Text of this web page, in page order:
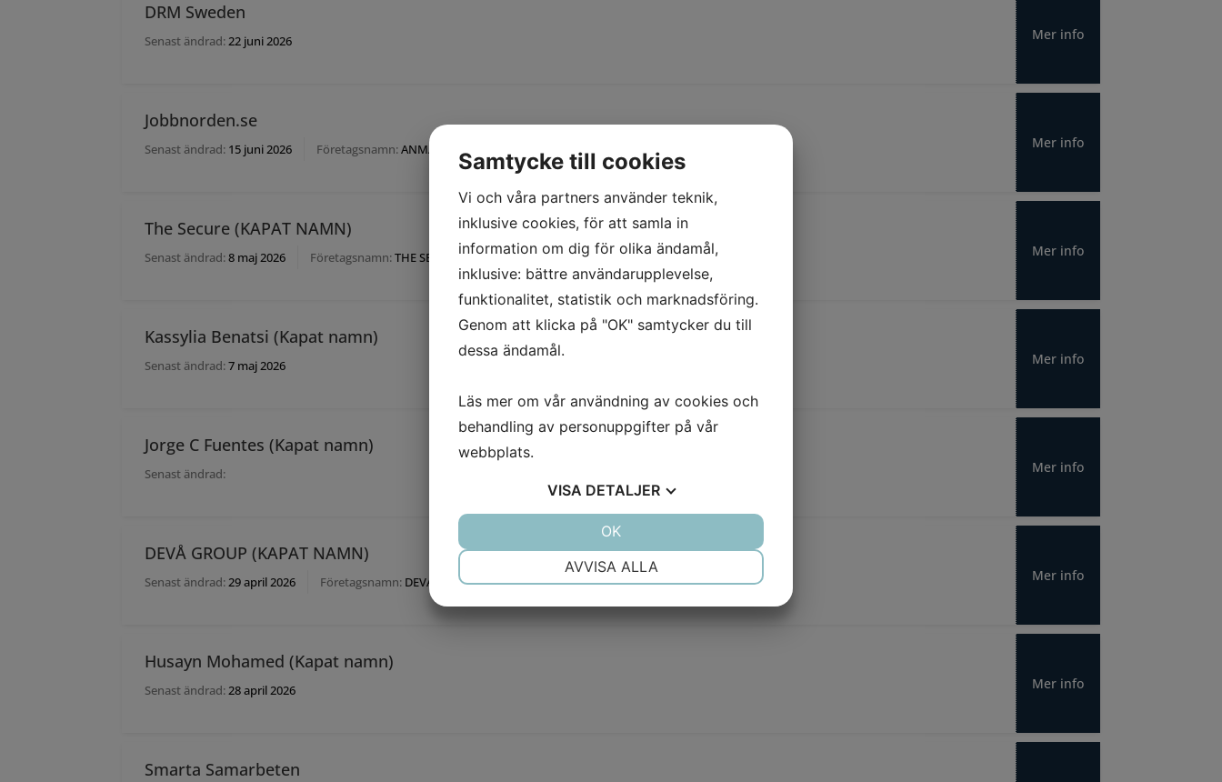
DRM Sweden
Senast ändrad:22 juni 2026 Mer info
Jobbnorden.se
Senast ändrad: 15 juni 2026 Företagsnamn:ANMA Kommanditbolag Org.nr: 969803-9279 Mer info
The Secure (KAPAT NAMN)
Senast ändrad:8 maj 2026 Företagsnamn:THE SECURE LEWICKI SPÓŁKA KOMANDYTOWA Mer info
Kassylia Benatsi (Kapat namn)
Senast ändrad:7 maj 2026 Mer info
Jorge C Fuentes (Kapat namn)
Senast ändrad: Mer info
DEVÅ GROUP (KAPAT NAMN)
Senast ändrad:29 april 2026 Företagsnamn: DEVAGROUP SP Z O.O (KAPAT NAMN) Mer info
Husayn Mohamed (Kapat namn)
Senast ändrad:28 april 2026 Mer info
Smarta Samarbeten
Samtycke till cookies
Vi och våra partners använder teknik,
inklusive cookies, för att samla in
information om dig för olika ändamål,
inklusive: bättre användarupplevelse,
funktionalitet, statistik och marknadsföring.
Genom att klicka på "OK" samtycker du till
dessa ändamål.
Läs mer om vår användning av cookies och
behandling av personuppgifter på vår
webbplats.
VISA DETALJER
AVVISA ALLA
OK